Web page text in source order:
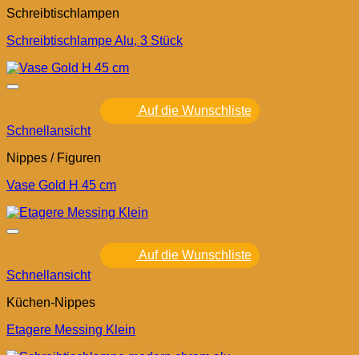
Schreibtischlampen
Schreibtischlampe Alu, 3 Stück
Auf die Wunschliste
Schnellansicht
Nippes / Figuren
Vase Gold H 45 cm
Auf die Wunschliste
Schnellansicht
Küchen-Nippes
Etagere Messing Klein